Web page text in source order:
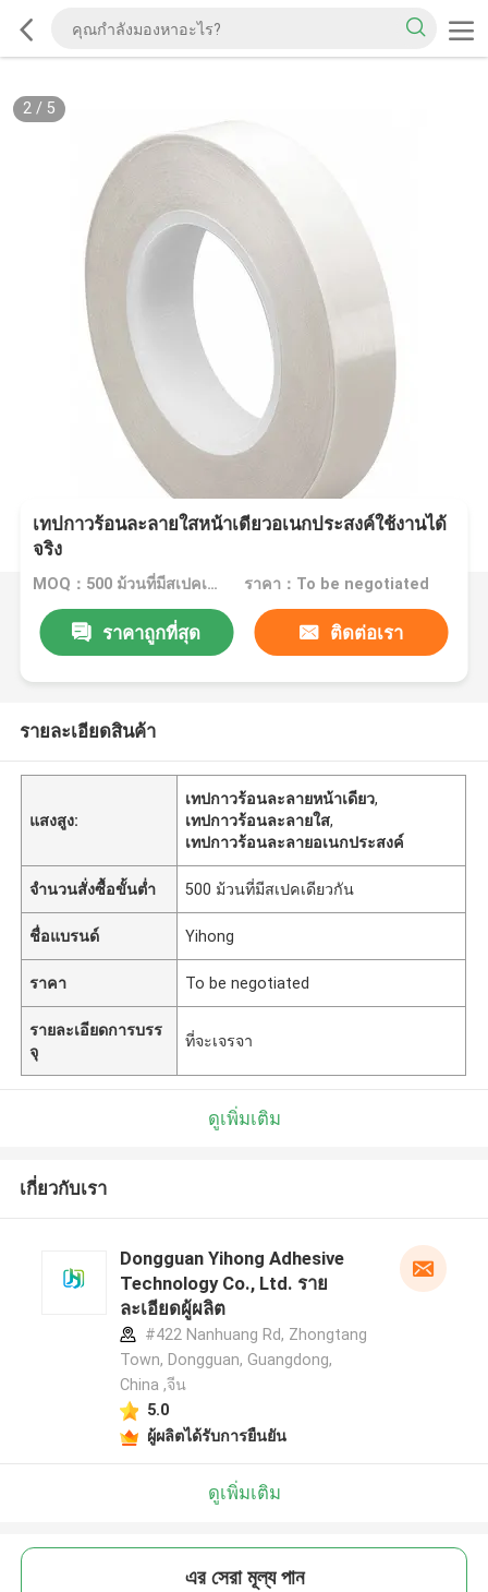
2/ 5
เทปกาวร้อนละลายใสหน้าเดียวอเนกประสงค์ใช้งานได้
จริง
MOQ：500 ม้วนที่มีสเปคเดียวกัน ราคา：To be negotiated
ราคาถูกที่สุด ติดต่อเรา
รายละเอียดสินค้า
แสงสูง:
เทปกาวร้อนละลายหน้าเดียว,
เทปกาวร้อนละลายใส,
เทปกาวร้อนละลายอเนกประสงค์
จำนวนสั่งซื้อขั้นต่ำ 500 ม้วนที่มีสเปคเดียวกัน
ชื่อแบรนด์ Yihong
ราคา To be negotiated
รายละเอียดการบรร
จุ
ที่จะเจรจา
ดูเพิ่มเติม
เกี่ยวกับเรา
Dongguan Yihong Adhesive
Technology Co., Ltd. ราย
ละเอียดผู้ผลิต
#422 Nanhuang Rd, Zhongtang
Town, Dongguan, Guangdong,
China ,จีน
5.0
ผู้ผลิตได้รับการยืนยัน
ดูเพิ่มเติม
এর সেরা মূল্য পান